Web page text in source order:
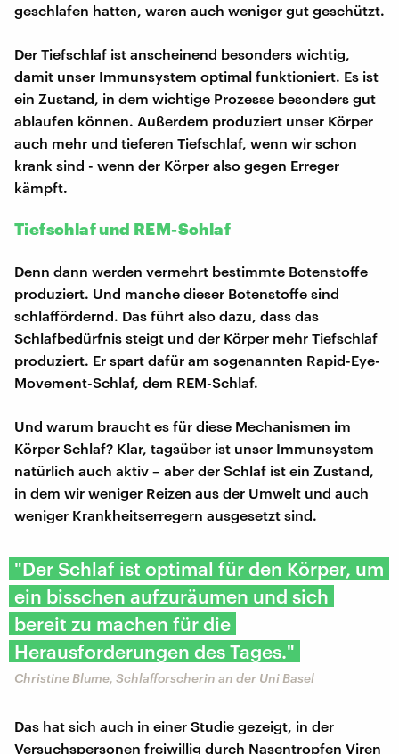
geschlafen hatten, waren auch weniger gut geschützt.
Der Tiefschlaf ist anscheinend besonders wichtig,
damit unser Immunsystem optimal funktioniert. Es ist
ein Zustand, in dem wichtige Prozesse besonders gut
ablaufen können. Außerdem produziert unser Körper
auch mehr und tieferen Tiefschlaf, wenn wir schon
krank sind - wenn der Körper also gegen Erreger
kämpft.
Tiefschlaf und REM-Schlaf
Denn dann werden vermehrt bestimmte Botenstoffe
produziert. Und manche dieser Botenstoffe sind
schlaffördernd. Das führt also dazu, dass das
Schlafbedürfnis steigt und der Körper mehr Tiefschlaf
produziert. Er spart dafür am sogenannten Rapid-Eye-
Movement-Schlaf, dem REM-Schlaf.
Und warum braucht es für diese Mechanismen im
Körper Schlaf? Klar, tagsüber ist unser Immunsystem
natürlich auch aktiv – aber der Schlaf ist ein Zustand,
in dem wir weniger Reizen aus der Umwelt und auch
weniger Krankheitserregern ausgesetzt sind.
"Der Schlaf ist optimal für den Körper, um
ein bisschen aufzuräumen und sich
bereit zu machen für die
Herausforderungen des Tages."
Christine Blume, Schlafforscherin an der Uni Basel
Das hat sich auch in einer Studie gezeigt, in der
Versuchspersonen freiwillig durch Nasentropfen Viren